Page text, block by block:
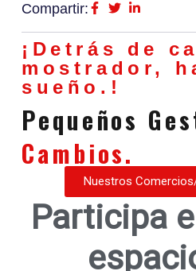
Compartir:
¡Detrás de
mostrador,
sueño.!
Pequeños
Cambios.
Nuestros
Participa